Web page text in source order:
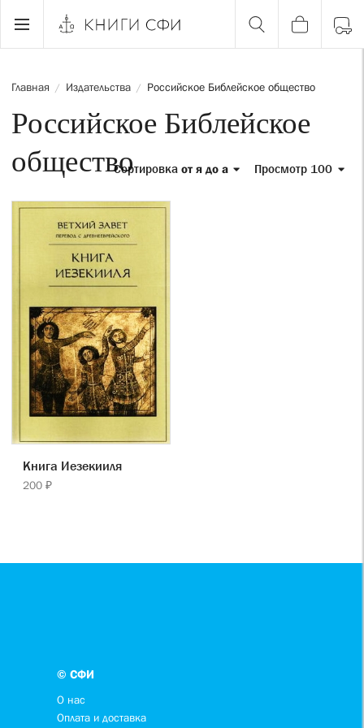
Главная / Издательства / Российское Библейское общество
Российское Библейское
общество
Просмотр 100
Сортировка от я до а
Книга Иезекииля
200 ₽
© СФИ
О нас
Оплата и доставка